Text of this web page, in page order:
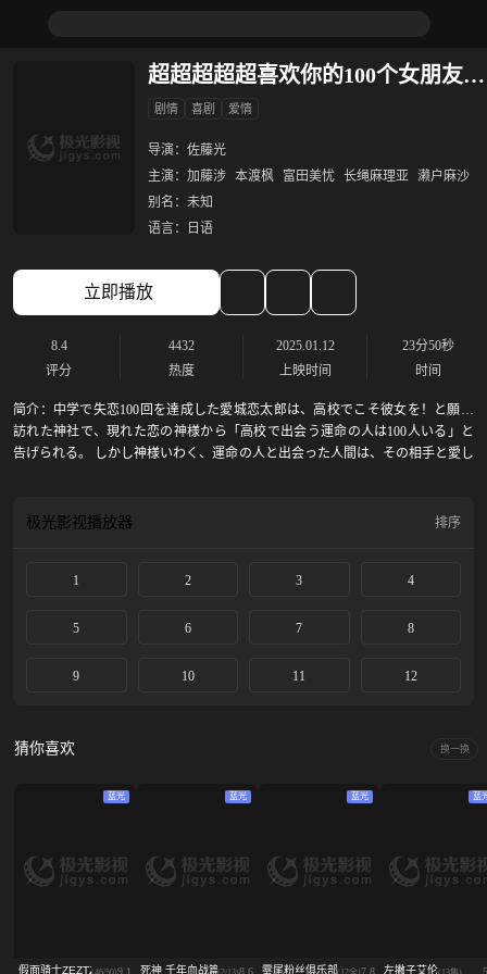
超超超超超喜欢你的100个女朋友 第二季
剧情 喜剧 爱情
导演： 佐藤光
主演： 加藤涉 本渡枫 富田美忧 长绳麻理亚 濑户麻沙
别名： 未知
语言：
日语
立即播放
8.4
评分
4432
热度
2025.01.12
上映时间
23分50秒
时间
简介： 中学で失恋100回を達成した愛城恋太郎は、高校でこそ彼女を！と願い
訪れた神社で、現れた恋の神様から「高校で出会う運命の人は100人いる」と
告げられる。 しかし神様いわく、運命の人と出会った人間は、その相手と愛し
极光影视播放器 排序
1 2 3 4
5 6 7 8
9 10 11 12
猜你喜欢 换一换
蓝光
假面骑士ZEZTZ(国语)9.1
蓝光
死神 千年血战篇 -祸进谭-
8.6
蓝光
雾尾粉丝俱乐部 7.8
蓝
左撇子艾伦